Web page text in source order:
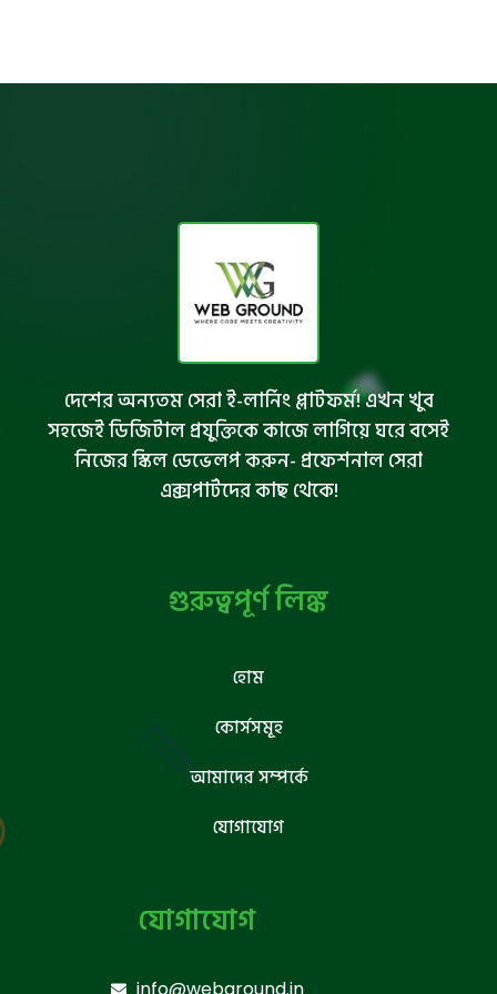
দেশের অন্যতম সেরা ই-লার্নিং প্লাটফর্ম! এখন খুব
সহজেই ডিজিটাল প্রযুক্তিকে কাজে লাগিয়ে ঘরে বসেই
নিজের স্কিল ডেভেলপ করুন- প্রফেশনাল সেরা
এক্সপার্টদের কাছ থেকে!
গুরুত্বপূর্ণ লিঙ্ক
হোম
কোর্সসমূহ
আমাদের সম্পর্কে
যোগাযোগ
যোগাযোগ